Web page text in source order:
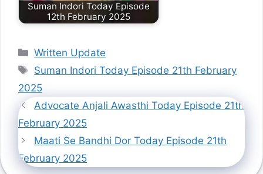
Suman Indori Today Episode
12th February 2025
Categories
Written Update
Tags
Suman Indori Today Episode 21th February
2025
Advocate Anjali Awasthi Today Episode 21th
February 2025
Maati Se Bandhi Dor Today Episode 21th
February 2025